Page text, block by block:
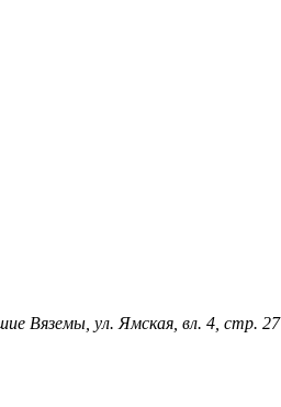
Вяземы, ул. Ямская, вл. 4, стр. 27